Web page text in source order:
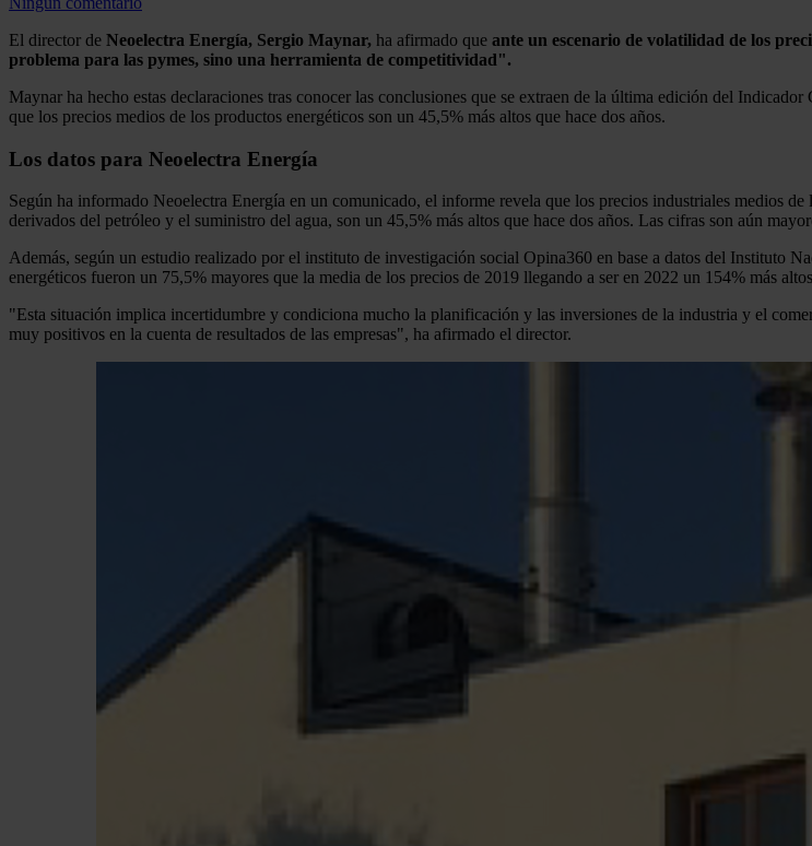
El director de Neoelectra Energía, Sergio Maynar, ha afirmado que ante un escenario de volatilidad de los
problema para las pymes, sino una herramienta de competitividad".
Maynar ha hecho estas declaraciones tras conocer las conclusiones que se extraen de la última edición del Indicador
que los precios medios de los productos energéticos son un 45,5% más altos que hace dos años.
Los datos para Neoelectra Energía
Según ha informado Neoelectra Energía en un comunicado, el informe revela que los precios industriales medios de
derivados del petróleo y el suministro del agua, son un 45,5% más altos que hace dos años. Las cifras son aún
Además, según un estudio realizado por el instituto de investigación social Opina360 en base a datos del Instituto
energéticos fueron un 75,5% mayores que la media de los precios de 2019 llegando a ser en 2022 un 154% más
"Esta situación implica incertidumbre y condiciona mucho la planificación y las inversiones de la industria y el
muy positivos en la cuenta de resultados de las empresas", ha afirmado el director.